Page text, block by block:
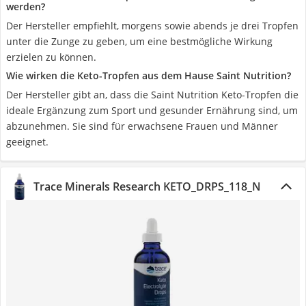
werden?
Der Hersteller empfiehlt, morgens sowie abends je drei Tropfen
unter die Zunge zu geben, um eine bestmögliche Wirkung
erzielen zu können.
Wie wirken die Keto-Tropfen aus dem Hause Saint Nutrition?
Der Hersteller gibt an, dass die Saint Nutrition Keto-Tropfen die
ideale Ergänzung zum Sport und gesunder Ernährung sind, um
abzunehmen. Sie sind für erwachsene Frauen und Männer
geeignet.
Trace Minerals Research KETO_DRPS_118_N